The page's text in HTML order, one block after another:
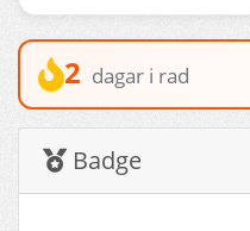
2 dagar i rad
Badge